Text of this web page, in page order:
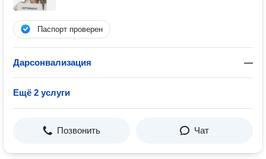
Паспорт проверен
Дарсонвализация —
Ещё 2 услуги
Позвонить Чат